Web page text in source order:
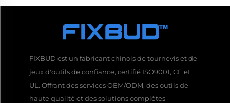
FIXBUD est un fabricant chinois de tournevis et de
jeux d'outils de confiance, certifié ISO9001, CE et
UL. Offrant des services OEM/ODM, des outils de
haute qualité et des solutions complètes